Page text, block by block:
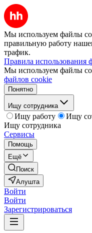
Мы используем файлы
правильную работу
трафик.
Правила использования
Мы используем файлы
файлов cookie
Понятно
Ищу сотрудника
Ищу работу
Ищу
Ищу сотрудника
Сервисы
Помощь
Ещё
Поиск
Алушта
Войти
Войти
Зарегистрироваться